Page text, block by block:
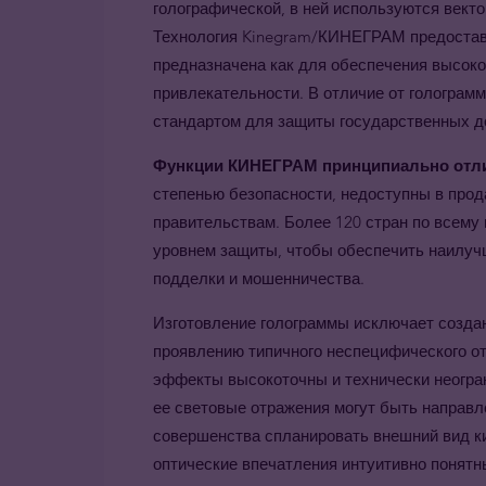
голографической, в ней используются
Технология Kinegram/КИНЕГРАМ
предназначена как для обеспечения
привлекательности. В отличие от
стандартом для защиты государственных
Функции КИНЕГРАМ принципиально
степенью безопасности, недоступны в
правительствам. Более 120 стран по
уровнем защиты, чтобы обеспечить
подделки и мошенничества.
Изготовление голограммы исключает
проявлению типичного неспецифического
эффекты высокоточны и технически
ее световые отражения могут быть
совершенства спланировать внешний вид
оптические впечатления интуитивно